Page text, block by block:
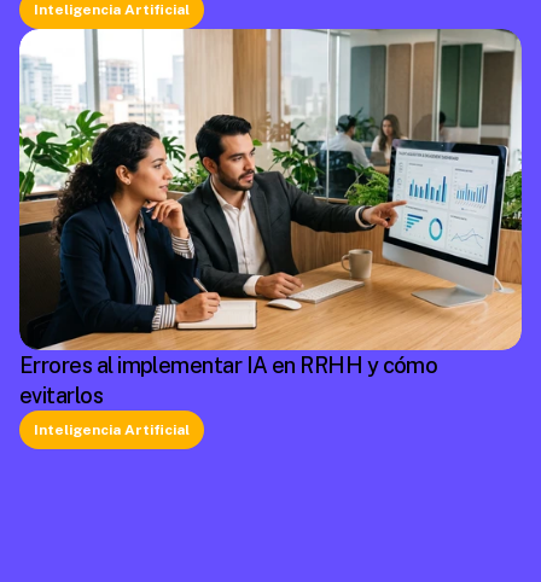
Inteligencia Artificial
Errores al implementar IA en RRHH y cómo
evitarlos
Inteligencia Artificial